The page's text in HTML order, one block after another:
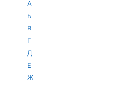
А
Б
В
Г
Д
Е
Ж